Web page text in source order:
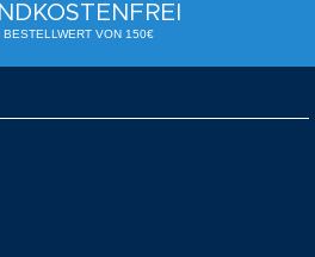
BESTELLWERT VON 150€